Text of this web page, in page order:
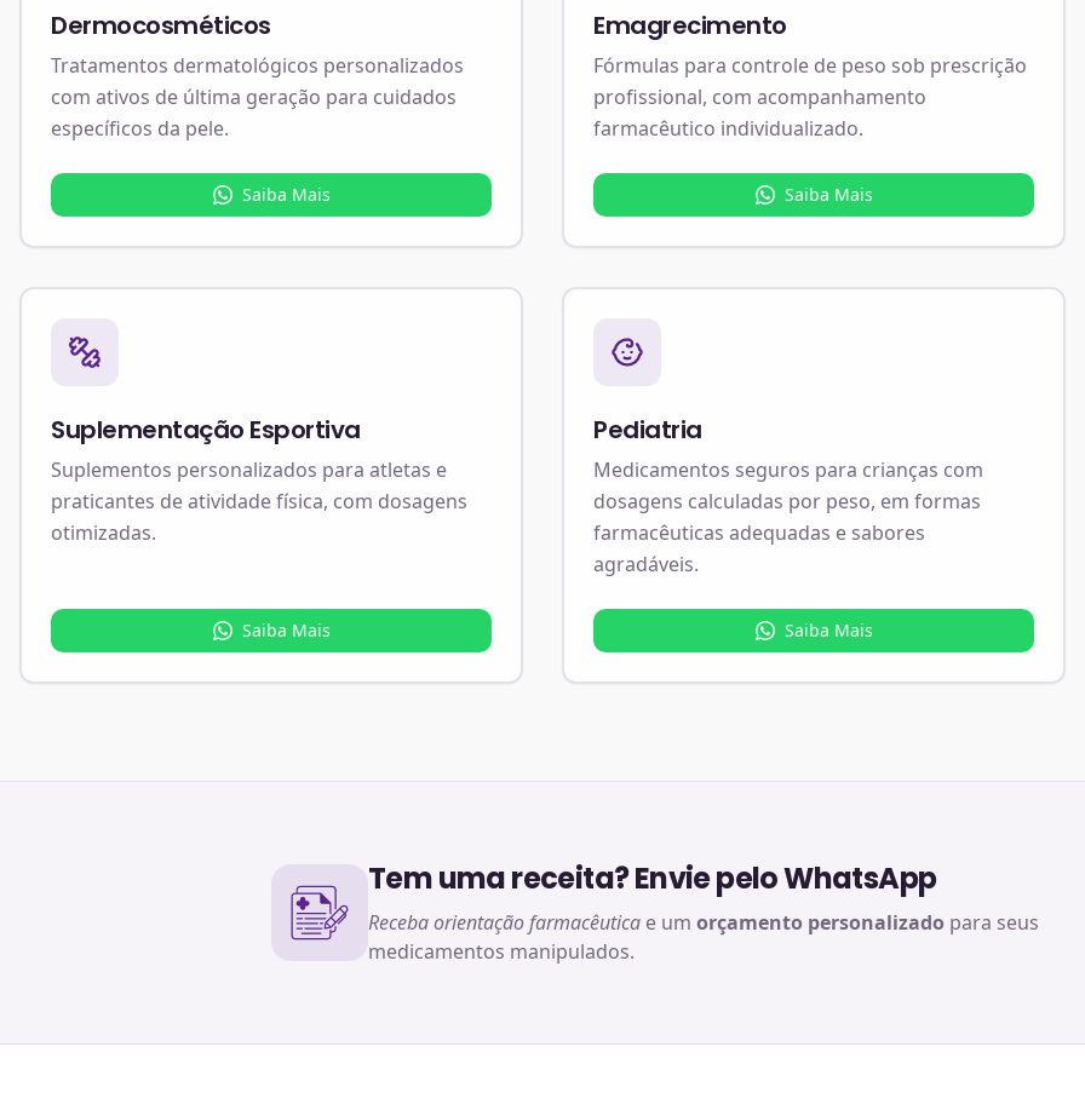
Dermocosméticos
Tratamentos dermatológicos personalizados
com ativos de última geração para cuidados
específicos da pele.
Saiba Mais
Emagrecimento
Fórmulas para controle de peso sob prescrição
profissional, com acompanhamento
farmacêutico individualizado.
Saiba Mais
Suplementação Esportiva
Suplementos personalizados para atletas e
praticantes de atividade física, com dosagens
otimizadas.
Saiba Mais
Pediatria
Medicamentos seguros para crianças com
dosagens calculadas por peso, em formas
farmacêuticas adequadas e sabores
agradáveis.
Saiba Mais
Tem uma receita? Envie pelo WhatsApp
Receba orientação farmacêutica e um orçamento personalizado para seus
medicamentos manipulados.